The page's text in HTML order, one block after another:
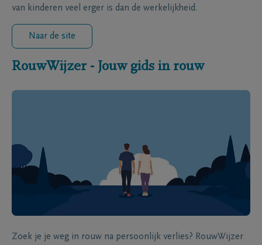
van kinderen veel erger is dan de werkelijkheid.
Naar de site
RouwWijzer - Jouw gids in rouw
Zoek je je weg in rouw na persoonlijk verlies? RouwWijzer